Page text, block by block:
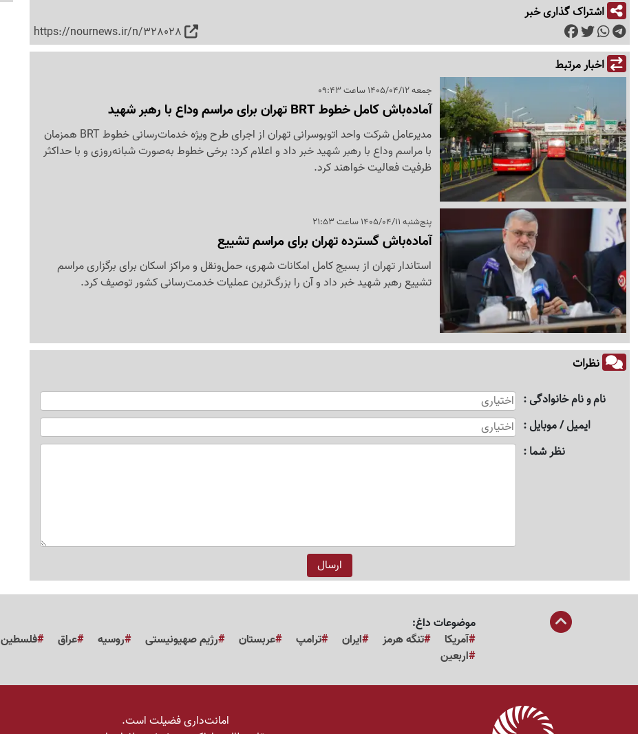
اشتراک گذاری خبر
https://nournews.ir/n/328028
اخبار مرتبط
جمعه 1405/04/12 ساعت 09:43
آماده‌باش کامل خطوط BRT تهران برای مراسم وداع با رهبر شهید
مدیرعامل شرکت واحد اتوبوسرانی تهران از اجرای طرح ویژه خدمات‌رسانی خطوط BRT همزمان
با مراسم وداع با رهبر شهید خبر داد و اعلام کرد: برخی خطوط به‌صورت شبانه‌روزی و با حداکثر
ظرفیت فعالیت خواهند کرد.
پنج‌شنبه 1405/04/11 ساعت 21:53
آماده‌باش گسترده تهران برای مراسم تشییع
استاندار تهران از بسیج کامل امکانات شهری، حمل‌ونقل و مراکز اسکان برای برگزاری مراسم
تشییع رهبر شهید خبر داد و آن را بزرگ‌ترین عملیات خدمت‌رسانی کشور توصیف کرد.
نظرات
نام و نام خانوادگی
ایمیل / موبایل
نظر شما
موضوعات داغ:
آمریکا
تنگه هرمز ایران ترامپ عربستان رژیم صهیونیستی روسیه عراق فلسطین
اربعین
امانت‌داری فضیلت است.